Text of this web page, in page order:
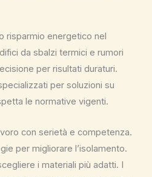
risparmio energetico nel
da sbalzi termici e rumori
per risultati duraturi.
per soluzioni su
le normative vigenti.
con serietà e competenza.
per migliorare l’isolamento.
i materiali più adatti. I